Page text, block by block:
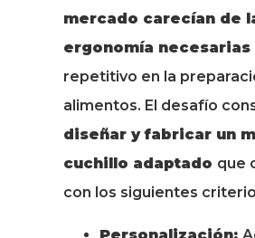
mercado carecían de
ergonomía necesarias
repetitivo en la
alimentos. El desafío
diseñar y fabricar un
cuchillo adaptado que
con los siguientes